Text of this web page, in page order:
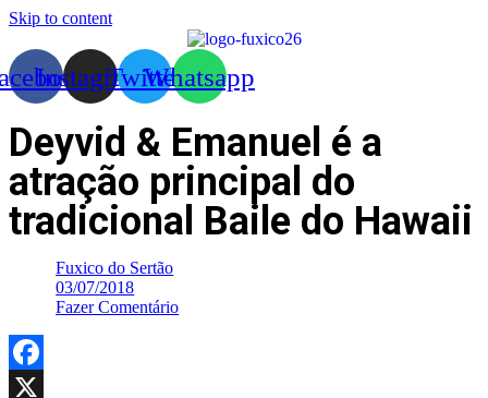
Skip to content
InstagramTwitterWhatsapp
Deyvid & Emanuel é a
atração principal do
tradicional Baile do Hawaii
Fuxico do Sertão
03/07/2018
Fazer Comentário
Facebook